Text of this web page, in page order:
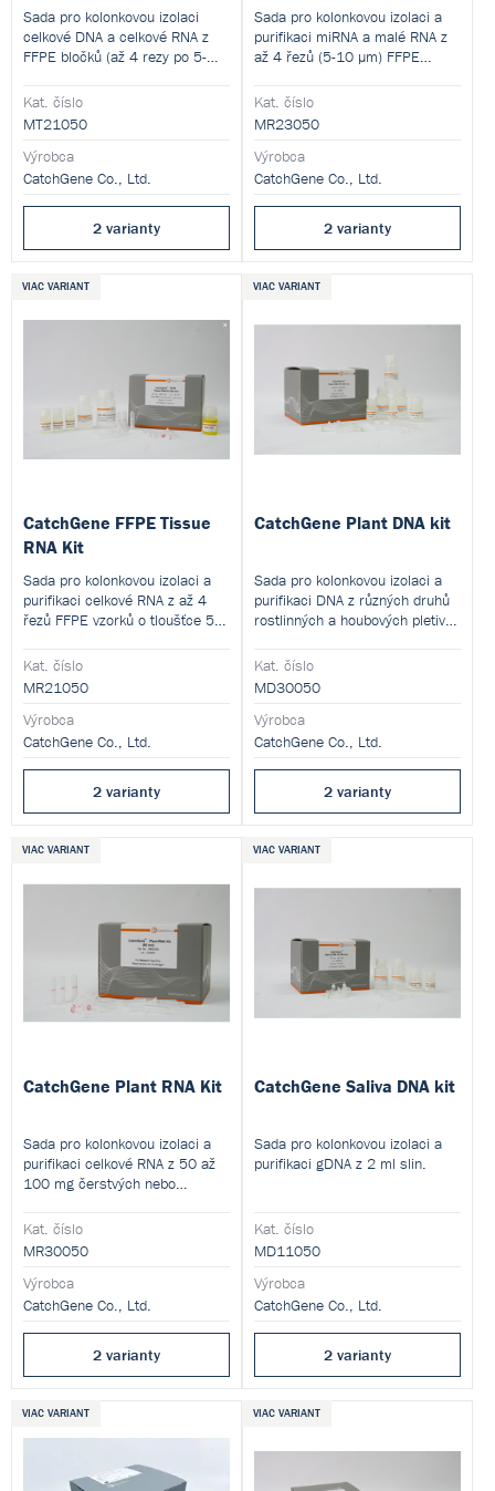
Sada pro kolonkovou izolaci
celkové DNA a celkové RNA z
FFPE bločků (až 4 rezy po 5-
xylenu.
Kat. číslo
MT21050
Výrobca
CatchGene Co., Ltd.
2 varianty
Sada pro kolonkovou izolaci a
purifikaci miRNA a malé RNA z
až 4 řezů (5-10 µm) FFPE
Kat. číslo
MR23050
Výrobca
CatchGene Co., Ltd.
2 varianty
VIAC VARIANT
CatchGene FFPE Tissue
RNA Kit
Sada pro kolonkovou izolaci a
purifikaci celkové RNA z až 4
řezů FFPE vzorků o tloušťce 5–
Kat. číslo
MR21050
Výrobca
CatchGene Co., Ltd.
2 varianty
VIAC VARIANT
CatchGene Plant DNA kit
Sada pro kolonkovou izolaci a
purifikaci DNA z různých druhů
rostlinných a houbových pletiv
Kat. číslo
MD30050
Výrobca
CatchGene Co., Ltd.
2 varianty
VIAC VARIANT
CatchGene Plant RNA Kit
Sada pro kolonkovou izolaci a
purifikaci celkové RNA z 50 až
100 mg čerstvých nebo
Kat. číslo
MR30050
Výrobca
CatchGene Co., Ltd.
2 varianty
VIAC VARIANT
CatchGene Saliva DNA kit
Sada pro kolonkovou izolaci a
purifikaci gDNA z 2 ml slin.
Kat. číslo
MD11050
Výrobca
CatchGene Co., Ltd.
2 varianty
VIAC VARIANT VIAC VARIANT